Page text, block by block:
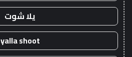
يلا شوت
yalla shoot